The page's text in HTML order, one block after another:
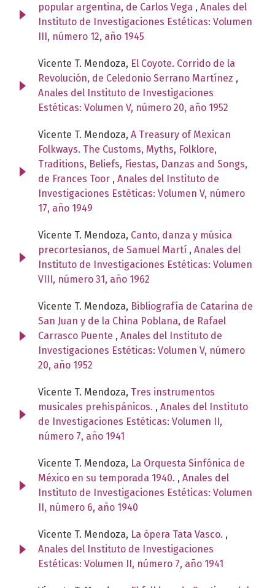
popular argentina, de Carlos Vega , Anales del
Instituto de Investigaciones Estéticas: Volumen
III, número 12, año 1945
Vicente T. Mendoza, El Coyote. Corrido de la
Revolución, de Celedonio Serrano Martínez ,
Anales del Instituto de Investigaciones
Estéticas: Volumen V, número 20, año 1952
Vicente T. Mendoza, A Treasury of Mexican
Folkways. The Customs, Myths, Folklore,
Traditions, Beliefs, Fiestas, Danzas and Songs,
de Frances Toor , Anales del Instituto de
Investigaciones Estéticas: Volumen V, número
17, año 1949
Vicente T. Mendoza, Canto, danza y música
precortesianos, de Samuel Martí , Anales del
Instituto de Investigaciones Estéticas: Volumen
VIII, número 31, año 1962
Vicente T. Mendoza, Bibliografía de Catarina de
San Juan y de la China Poblana, de Rafael
Carrasco Puente , Anales del Instituto de
Investigaciones Estéticas: Volumen V, número
20, año 1952
Vicente T. Mendoza, Tres instrumentos
musicales prehispánicos. , Anales del Instituto
de Investigaciones Estéticas: Volumen II,
número 7, año 1941
Vicente T. Mendoza, La Orquesta Sinfónica de
México en su temporada 1940. , Anales del
Instituto de Investigaciones Estéticas: Volumen
II, número 6, año 1940
Vicente T. Mendoza, La ópera Tata Vasco. ,
Anales del Instituto de Investigaciones
Estéticas: Volumen II, número 7, año 1941